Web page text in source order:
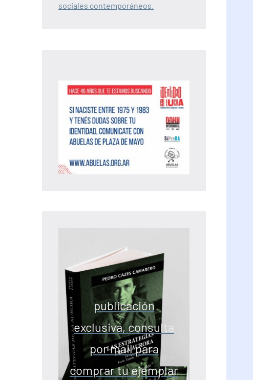
sociales contemporáneos.
publicación
exclusiva, consulta
por mail para
comprar tu ejemplar